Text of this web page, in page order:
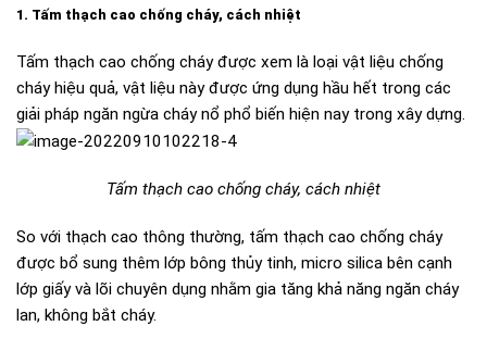
1. Tấm thạch cao chống cháy, cách nhiệt
Tấm thạch cao chống cháy được xem là loại vật liệu chống
cháy hiệu quả, vật liệu này được ứng dụng hầu hết trong các
giải pháp ngăn ngừa cháy nổ phổ biến hiện nay trong xây dựng.
Tấm thạch cao chống cháy, cách nhiệt
So với thạch cao thông thường, tấm thạch cao chống cháy
được bổ sung thêm lớp bông thủy tinh, micro silica bên cạnh
lớp giấy và lõi chuyên dụng nhằm gia tăng khả năng ngăn cháy
lan, không bắt cháy.